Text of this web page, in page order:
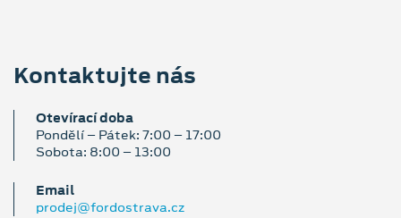
Kontaktujte nás
Otevírací doba
Pondělí – Pátek: 7:00 – 17:00
Sobota: 8:00 – 13:00
Email
prodej@fordostrava.cz